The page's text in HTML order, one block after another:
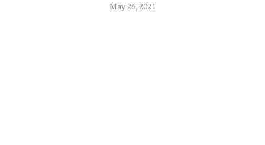
May 26, 2021